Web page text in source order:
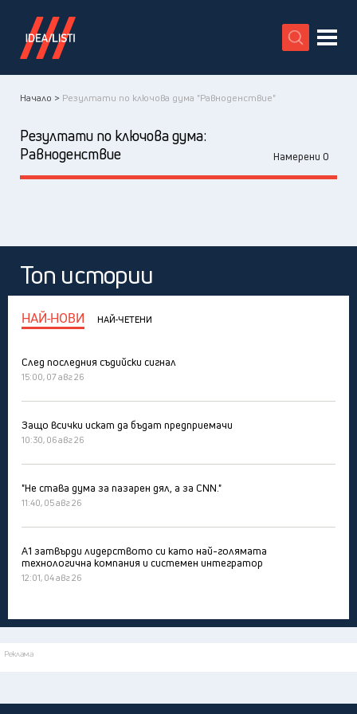
X
Начало > Резултати по ключова дума "Равноденствие"
Резултати по ключова дума:
Равноденствие
Намерени 0
Топ истории
НАЙ-НОВИ НАЙ-ЧЕТЕНИ
След последния съдийски сигнал
15:00, 07 авг 26
Защо всички искат да бъдат предприемачи
10:30, 06 авг 26
"Не става дума за пазарен дял, а за CNN."
11:40, 05 авг 26
А1 затвърди лидерството си като най-голямата
технологична компания и системен интегратор
12:01, 04 авг 26
Реклама